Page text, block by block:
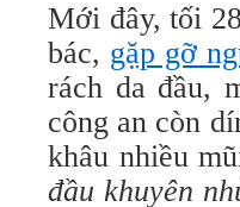
Mới đây, tối
bác, gặp gỡ
rách da đầu,
công an còn
khâu nhiều
đầu khuyên